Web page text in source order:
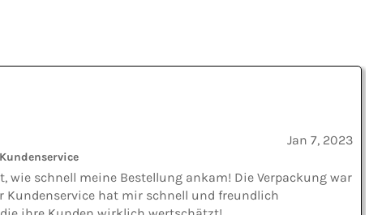
Jan 7, 2023
wie schnell meine Bestellung ankam! Die Verpackung war
Kundenservice hat mir schnell und freundlich